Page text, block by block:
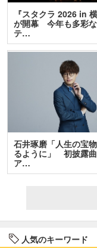
『スタクラ 2026 in 横
が開幕 今年も多彩
テ…
石井琢磨「人生の宝
るように」 初披露
ア…
人気のキーワード